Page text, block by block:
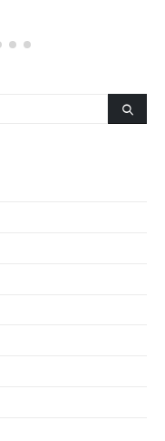
内地、欧美和亚洲多个国家
质化代币（NFT）形式向参加
（POAP）代币。代币持有者